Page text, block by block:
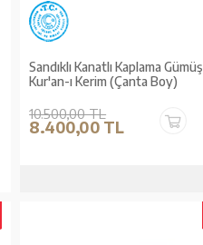
Sandıklı Kanatlı Kaplama Gümüş
Kur'an-ı Kerim (Çanta Boy)
10.500,00 TL
8.400,00 TL